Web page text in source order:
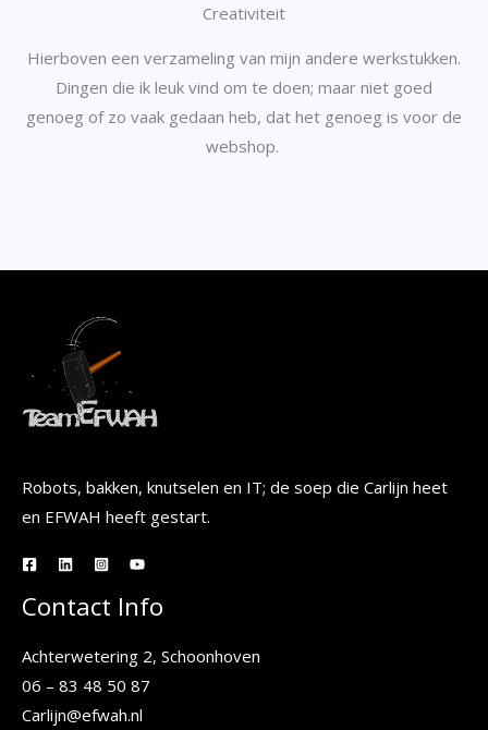
Creativiteit
Hierboven een verzameling van mijn andere werkstukken.
Dingen die ik leuk vind om te doen; maar niet goed
genoeg of zo vaak gedaan heb, dat het genoeg is voor de
webshop.
Robots, bakken, knutselen en IT; de soep die Carlijn heet
en EFWAH heeft gestart.
Contact Info
Achterwetering 2, Schoonhoven
06 – 83 48 50 87
Carlijn@efwah.nl